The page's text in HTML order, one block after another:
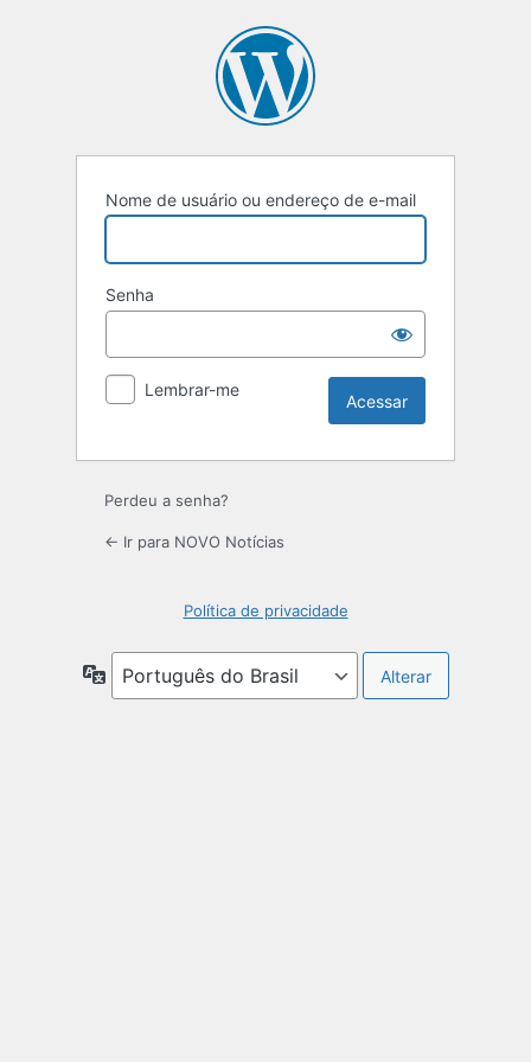
Nome de usuário ou endereço de e-mail
Senha
Lembrar-me
Perdeu a senha?
← Ir para NOVO Notícias
Política de privacidade
Idioma